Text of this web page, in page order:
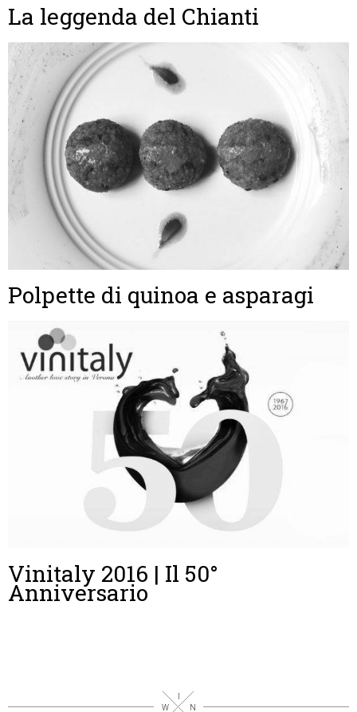
La leggenda del Chianti
Polpette di quinoa e asparagi
Vinitaly 2016 | Il 50°
Anniversario